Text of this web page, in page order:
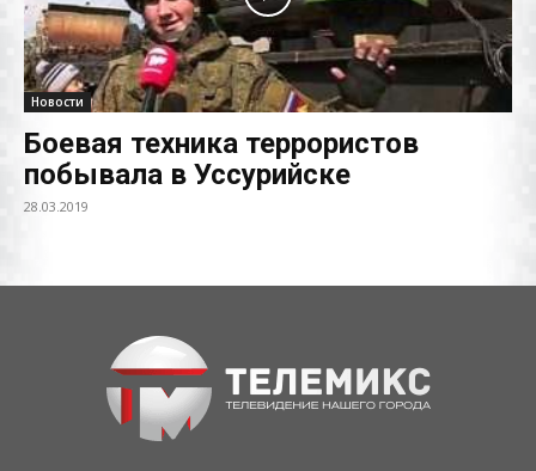
Новости
Боевая техника террористов
побывала в Уссурийске
28.03.2019